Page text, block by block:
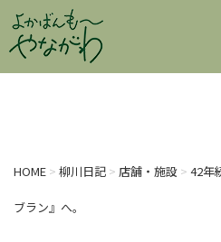
HOME > 柳川日記 > 店舗・施設 > 42年
ブラン』へ。